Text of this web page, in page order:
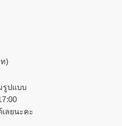
)
รูปแบบ
ลยนะคะ